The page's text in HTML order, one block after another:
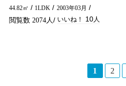
44.82㎡
1LDK 2003年03月
2074 10
1 2